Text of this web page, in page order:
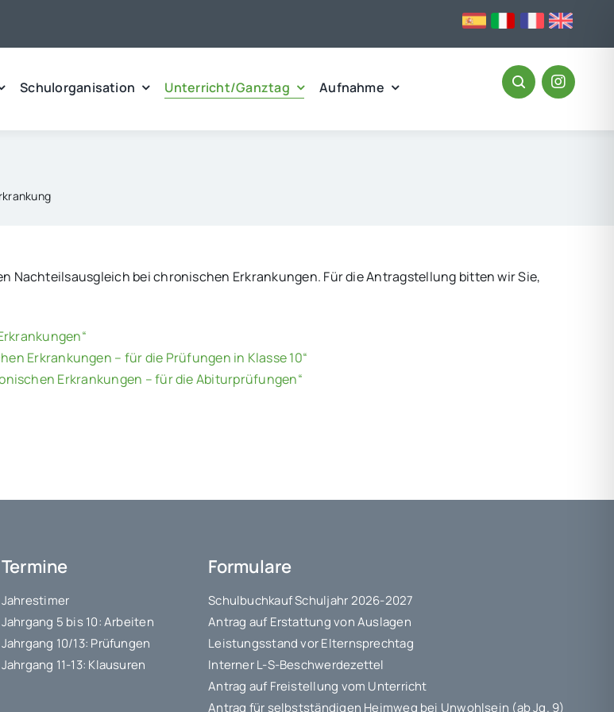
Schulorganisation Unterricht/Ganztag Aufnahme
Nachteilsausgleich bei chronischen Erkrankungen. Für die Antragstellung bitten wir Sie,
Erkrankungen – für die Prüfungen in Klasse 10“
Erkrankungen – für die Abiturprüfungen“
Termine
Jahrestimer
Jahrgang 5 bis 10: Arbeiten
Jahrgang 10/13: Prüfungen
Jahrgang 11-13: Klausuren
Formulare
Schulbuchkauf Schuljahr 2026-2027
Antrag auf Erstattung von Auslagen
Leistungsstand vor Elternsprechtag
Interner L-S-Beschwerdezettel
Antrag auf Freistellung vom Unterricht
Antrag für selbstständigen Heimweg bei Unwohlsein (ab Jg. 9)